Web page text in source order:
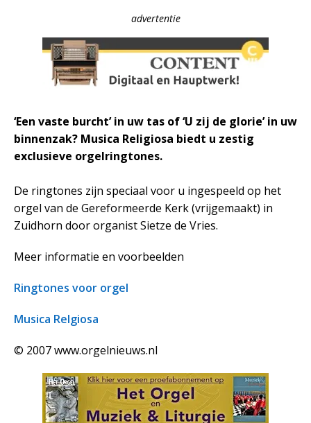
advertentie
‘Een vaste burcht’ in uw tas of ‘U zij de glorie’ in uw
binnenzak? Musica Religiosa biedt u zestig
exclusieve orgelringtones.
De ringtones zijn speciaal voor u ingespeeld op het
orgel van de Gereformeerde Kerk (vrijgemaakt) in
Zuidhorn door organist Sietze de Vries.
Meer informatie en voorbeelden
Ringtones voor orgel
Musica Relgiosa
© 2007 www.orgelnieuws.nl